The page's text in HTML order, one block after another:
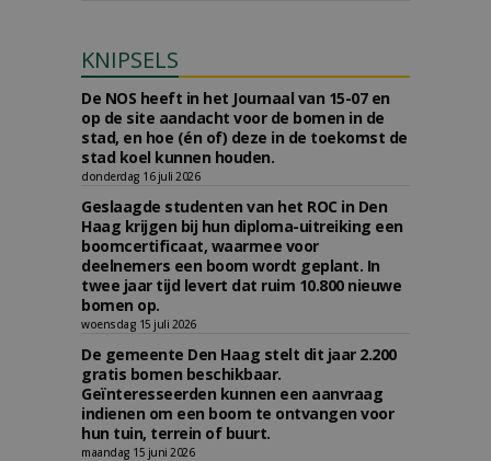
KNIPSELS
De NOS heeft in het Journaal van 15-07 en
op de site aandacht voor de bomen in de
stad, en hoe (én of) deze in de toekomst de
stad koel kunnen houden.
donderdag 16 juli 2026
Geslaagde studenten van het ROC in Den
Haag krijgen bij hun diploma-uitreiking een
boomcertificaat, waarmee voor
deelnemers een boom wordt geplant. In
twee jaar tijd levert dat ruim 10.800 nieuwe
bomen op.
woensdag 15 juli 2026
De gemeente Den Haag stelt dit jaar 2.200
gratis bomen beschikbaar.
Geïnteresseerden kunnen een aanvraag
indienen om een boom te ontvangen voor
hun tuin, terrein of buurt.
maandag 15 juni 2026